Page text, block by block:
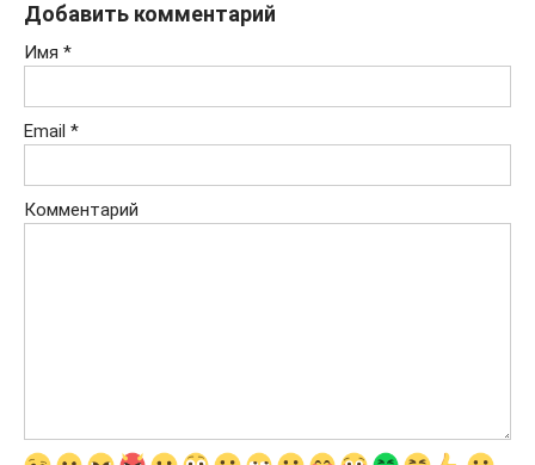
Добавить комментарий
Имя *
Email *
Комментарий